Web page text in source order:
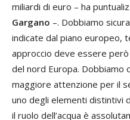
miliardi di euro – ha
Gargano –. Dobbiamo
indicate dal piano europeo,
approccio deve essere
del nord Europa. Dobbiamo
maggiore attenzione per il
uno degli elementi distintivi
il ruolo dell’acqua è